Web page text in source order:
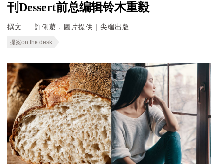
刊Dessert前总编辑铃木重毅
撰文 許俐葳．圖片提供｜尖端出版
提案on the desk